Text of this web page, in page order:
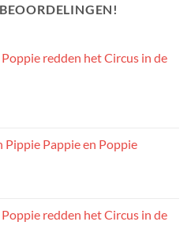
redden het Circus in de
Pippie Pappie en Poppie
redden het Circus in de